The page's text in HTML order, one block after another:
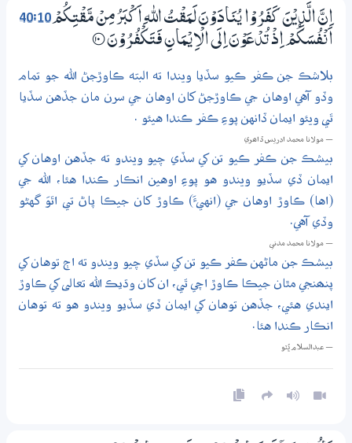
40:10 اِنَّ الَّذِيْنَ كَفَرُوْا يُنَادَوْنَ لَمَقْتُ اللّٰهِ اَكْبَرُ مِنْ مَّقْتِكُمْ
اَنْفُسَكُمْ اِذْ تُدْعَوْنَ اِلَى الْاِيْـمَانِ فَتَكْفُرُوْنَ ؀10
بلاشڪ جن ڪفر ڪيو سڏيا ويندا ته البته ڪاوڙجڻ الله جو تمام
وڏو آهي اوهان جي ڪاوڙجڻ کان اوهان جي سرن مان جڏهن سڏيا
ٿي ويئو ايمان ڏانهن پوءِ ڪفر ڪندا هيئو .
— مولانا محمد ادريس ڏاھري
بيشڪ جن ڪفر ڪيو تن کي سڏي چيو ويندو ته جڏهن اوهان کي
ايمان ڏي سڏيو ويندو هو پوءِ اوهين انڪار ڪندا هئا، الله جي
(اها) ڪاوڙ اوهان جي (انهيءَ) ڪاوڙ کان جيڪا پاڻ تي اٿوَ گهڻو
وڏي آهي.
— مولانا محمد مدني
بيشڪ جن ماڻهن ڪفر ڪيو تن کي سڏي چيو ويندو ته اڄ توهان کي
پنھنجي مٿان جيڪا ڪاوڙ اچي ٿي، ان کان وڌيڪ الله تعالى کي ڪاوڙ
ايندي هئي، جڏهن توهان کي ايمان ڏي سڏيو ويندو هو ته توهان
انڪار ڪندا هئا.
— عبدالسلام ڀُٽو